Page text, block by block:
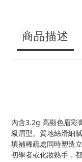
商品描述
內含3.2g 高顯色眉彩
級眉型。質地絲滑細
填補稀疏處同時塑造
初學者或化妝熟手，